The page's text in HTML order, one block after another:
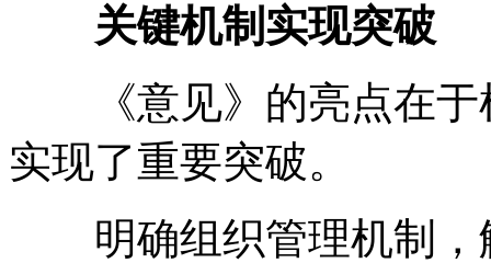
关键机制实现突破
《意见》的亮点在于
实现了重要突破。
明确组织管理机制，